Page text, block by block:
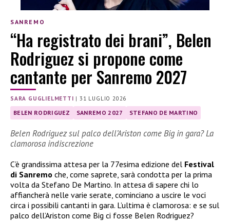
SANREMO
“Ha registrato dei brani”, Belen
Rodriguez si propone come
cantante per Sanremo 2027
SARA GUGLIELMETTI |31 LUGLIO 2026
BELEN RODRIGUEZ SANREMO 2027 STEFANO DE MARTINO
Belen Rodriguez sul palco dell’Ariston come Big in gara? La
clamorosa indiscrezione
C’è grandissima attesa per la 77esima edizione del Festival
di Sanremo che, come saprete, sarà condotta per la prima
volta da Stefano De Martino. In attesa di sapere chi lo
affiancherà nelle varie serate, cominciano a uscire le voci
circa i possibili cantanti in gara. L’ultima è clamorosa: e se sul
palco dell’Ariston come Big ci fosse Belen Rodriguez?